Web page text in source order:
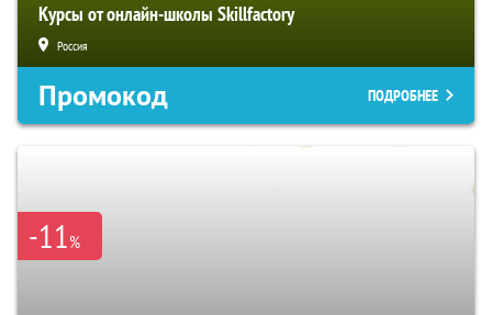
Курсы от онлайн-школы Skillfactory
Россия
Промокод ПОДРОБНЕЕ
-11%